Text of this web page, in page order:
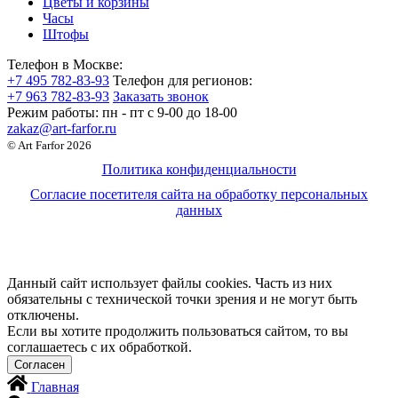
Часы
Штофы
Телефон в Москве:
+7 495 782-83-93 Телефон для регионов:
+7 963 782-83-93 Заказать звонок
Режим работы: пн - пт c 9-00 до 18-00
zakaz@art-farfor.ru
© Art Farfor 2026
Политика конфиденциальности
Согласие посетителя сайта на обработку персональных
данных
Данный сайт использует файлы cookies. Часть из них
обязательны с технической точки зрения и не могут быть
отключены.
Если вы хотите продолжить пользоваться сайтом, то вы
соглашаетесь с их обработкой.
Главная